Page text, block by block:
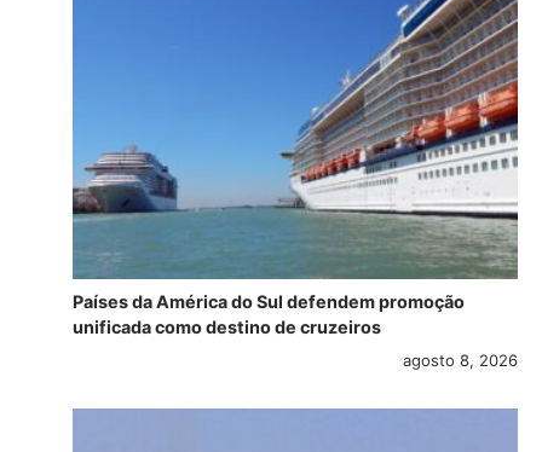
Países da América do Sul defendem promoção
unificada como destino de cruzeiros
agosto 8, 2026